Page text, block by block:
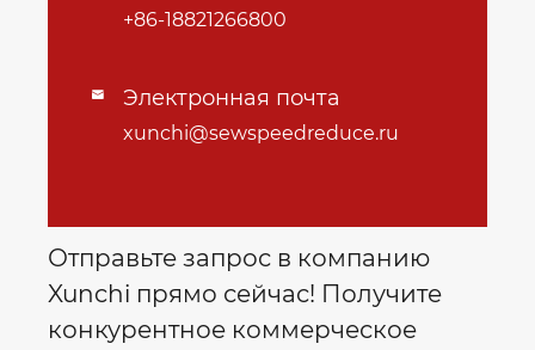
+86-18821266800
 Электронная почта
xunchi@sewspeedreduce.ru
Отправьте запрос в компанию
Xunchi прямо сейчас! Получите
конкурентное коммерческое